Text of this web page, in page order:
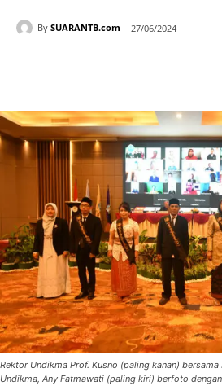
By SUARANTB.com 27/06/2024
Rektor Undikma Prof. Kusno (paling kanan)
Undikma, Any Fatmawati (paling kiri) berfoto